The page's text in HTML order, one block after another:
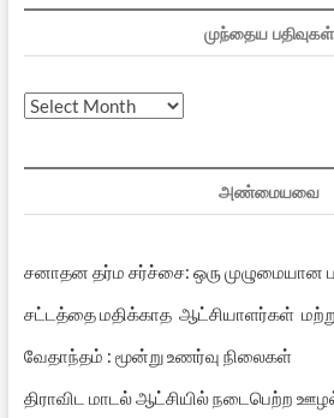
முந்தைய பதிவுகள்
முந்தைய
அண்மையவை
சனாதன தர்ம சர்ச்சை: ஒரு முழுமையான
சட்டத்தை மதிக்காத ஆட்சியாளர்கள்
வேதாந்தம் : மூன்று உணர்வு நிலைகள்
திராவிட மாடல் ஆட்சியில் நடைபெற்ற